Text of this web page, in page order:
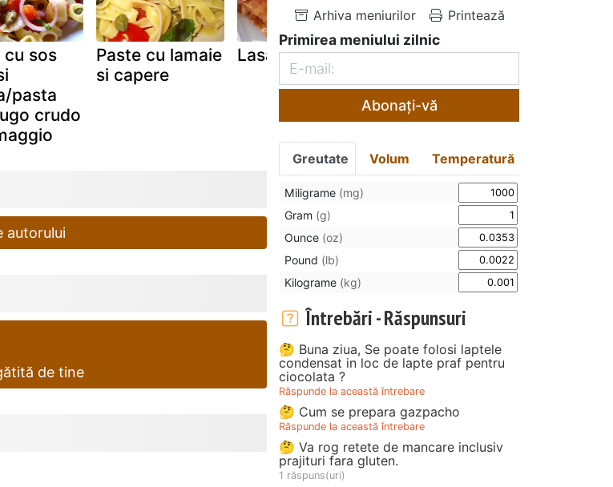
cu sos
pasta
crudo
Paste cu lamaie
si capere
Lasagnia
Piept de pui
Paste de
si ciuperci
autorului
de tine
Arhiva meniurilor
Printează
Primirea meniului zilnic
Abonați-vă
Greutate Volum Temperatură
Miligrame (mg)
Gram (g)
Ounce (oz)
Pound (lb)
Kilograme (kg)
Întrebări - Răspunsuri
🤔 Buna ziua, Se poate folosi laptele
condensat in loc de lapte praf pentru
ciocolata ?
Răspunde la această întrebare
🤔 Cum se prepara gazpacho
Răspunde la această întrebare
🤔 Va rog retete de mancare inclusiv
prajituri fara gluten.
1 răspuns(uri)